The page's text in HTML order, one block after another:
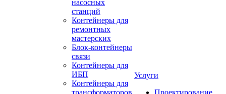
насосных
станций
Контейнеры для
ремонтных
мастерских
Блок-контейнеры
связи
Контейнеры для
ИБП
Контейнеры для
трансформаторов
Услуги
Проектирование,